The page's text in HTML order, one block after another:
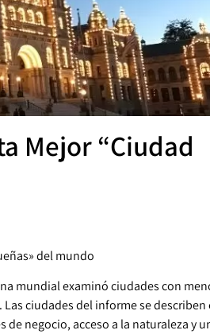
Mejor “Ciudad
del mundo
mundial examinó ciudades con
ciudades del informe se describen
negocio, acceso a la naturaleza y